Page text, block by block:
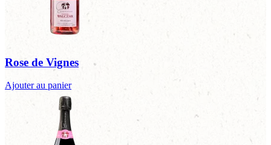
Rose de Vignes
Ajouter au panier